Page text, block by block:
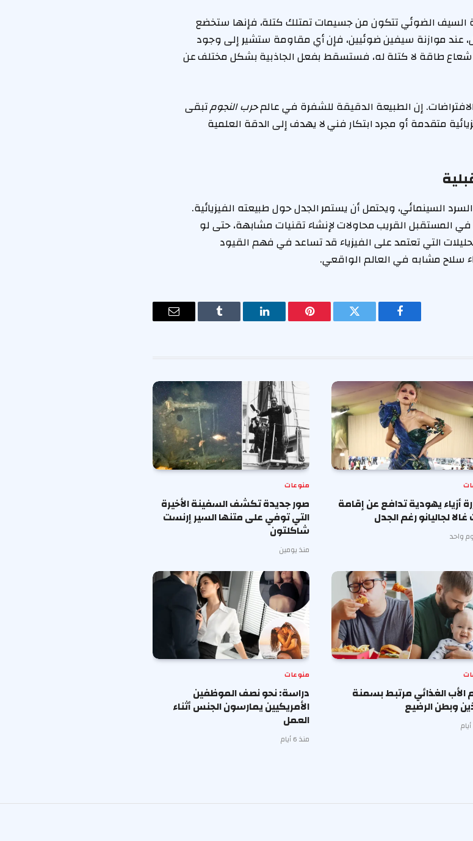
السيف الضوئي تتكون من جسيمات تمتلك كتلة، فإنها ستخضع
عند موازنة سيفين ضوئيين، فإن أي مقاومة ستشير إلى وجود
شعاع طاقة لا كتلة له، فستسقط بفعل الجاذبية بشكل مختلف عن
إن الطبيعة الدقيقة للشفرة في عالمحرب النجومتبقى
متقدمة أو مجرد ابتكار فني لا يهدف إلى الدقة العلمية
السينمائي، ويحتمل أن يستمر الجدل حول طبيعته الفيزيائية.
المستقبل القريب محاولات لإنشاء تقنيات مشابهة، حتى لو
التي تعتمد على الفيزياء قد تساعد في فهم القيود
سلاح مشابه في العالم الواقعي.
فيسبوك تويتر بينتيريستلينكدإن Tumblr
البريد
أزياء يهودية تدافع عن إقامة
لجاليانو رغم الجدل
واحد
منوعات
صور جديدة تكشف السفينة الأخيرة
التي توفي على متنها السير إرنست
شاكلتون
منذ يومين
الأب الغذائي مرتبط بسمنة
وبطن الرضيع
منوعات
دراسة: نحو نصف الموظفين
الأمريكيين يمارسون الجنس أثناء
العمل
منذ 6 أيام